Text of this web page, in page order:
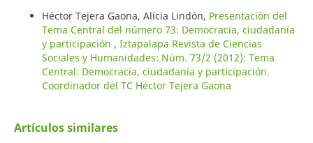
Héctor Tejera Gaona, Alicia Lindón, Presentación del
Tema Central del número 73: Democracia, ciudadanía
y participación , Iztapalapa Revista de Ciencias
Sociales y Humanidades: Núm. 73/2 (2012): Tema
Central: Democracia, ciudadanía y participación.
Coordinador del TC Héctor Tejera Gaona
Artículos similares